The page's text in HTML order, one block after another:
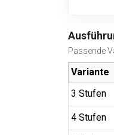
Passende
Variante
3 Stufen
4 Stufen